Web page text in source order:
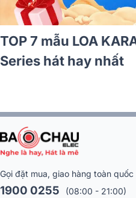
TOP 7 mẫu LOA
Series hát hay nhất
Gọi đặt mua, giao hàng toàn quốc
1900 0255
(08:00 - 21:00)